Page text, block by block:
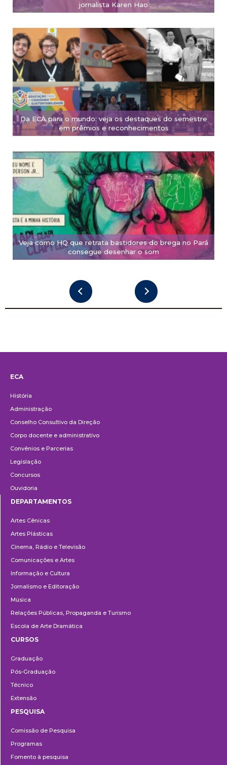
jornalista Karen Hao
Da ECA para o mundo: veja os destaques do semestre
em prêmios e reconhecimentos
Veja como HQ que retrata bastidores do brega no Pará
consegue desenhar o som
ECA
História
Administração
Conselho Consultivo da Direção
Corpo docente e administrativo
Convênios e Parcerias
Legislação
Concursos
Ouvidoria
DEPARTAMENTOS
Artes Cênicas
Artes Plásticas
Cinema, Rádio e Televisão
Comunicações e Artes
Informação e Cultura
Jornalismo e Editoração
Música
Relações Públicas, Propaganda e Turismo
Escola de Arte Dramática
CURSOS
Graduação
Pós-Graduação
Técnico
Extensão
PESQUISA
Comissão de Pesquisa
Programas
Fomento à pesquisa